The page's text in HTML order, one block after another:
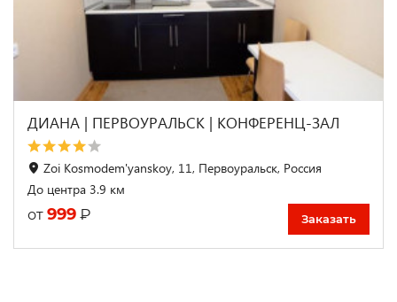
ДИАНА | ПЕРВОУРАЛЬСК | КОНФЕРЕНЦ-ЗАЛ
Zoi Kosmodem'yanskoy, 11, Первоуральск, Россия
До центра 3.9 км
от 999 ₽ Заказать